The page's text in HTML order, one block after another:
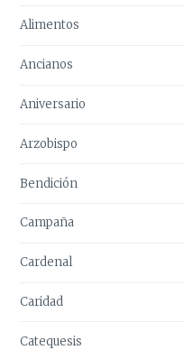
Alimentos
Ancianos
Aniversario
Arzobispo
Bendición
Campaña
Cardenal
Caridad
Catequesis